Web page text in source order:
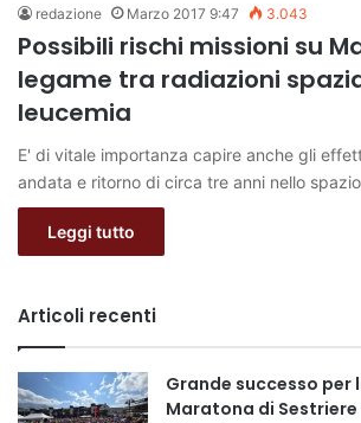
redazione Marzo 2017 9:47 3.043
Possibili rischi missioni su
legame tra radiazioni
leucemia
E' di vitale importanza capire anche gli
andata e ritorno di circa tre anni nello
Leggi tutto
Articoli recenti
Grande successo per
Maratona di Sestriere